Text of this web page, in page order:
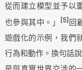
從而建立模型並予以
也參與其中。」
[5] 回
遊戲化的示例，我們
行為和動作。換句話